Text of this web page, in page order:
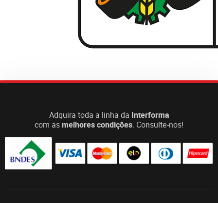
Adquira toda a linha da Interforma
com asmelhores condições. Consulte-nos!